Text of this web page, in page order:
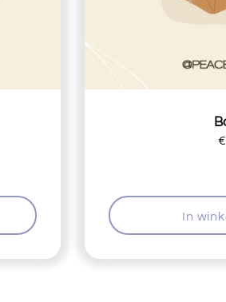
€
In